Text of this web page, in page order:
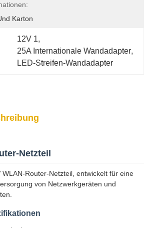
Karton
12V 1,
25A Internationale Wandadapter,
LED-Streifen-Wandadapter
Netzteil
WLAN-Router-Netzteil, entwickelt für eine
von Netzwerkgeräten und